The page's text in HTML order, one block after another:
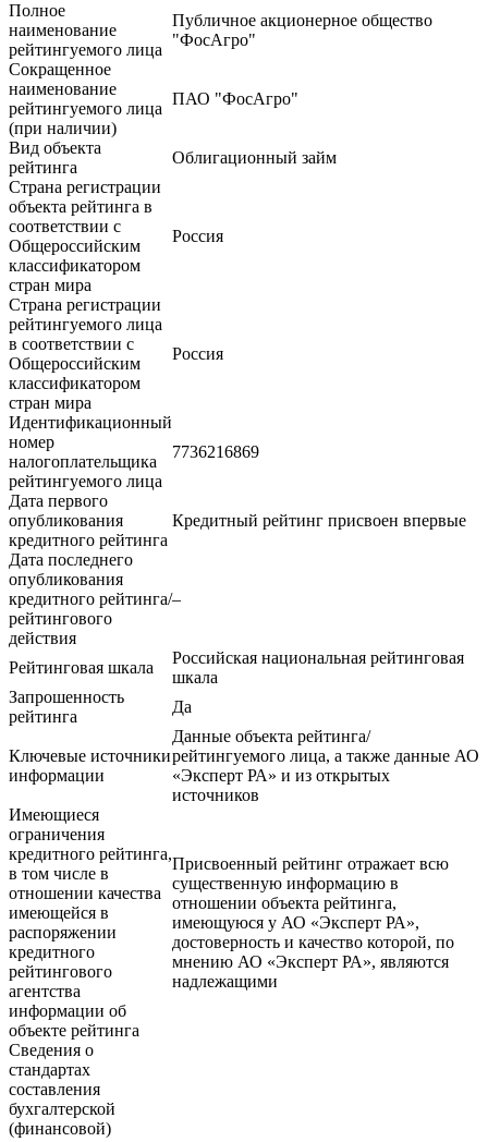
Полное
наименование
рейтингуемого лица
Публичное акционерное общество
"ФосАгро"
Сокращенное
наименование
рейтингуемого лица
(при наличии)
ПАО "ФосАгро"
Вид объекта
рейтинга
Облигационный займ
Страна регистрации
объекта рейтинга в
соответствии с
Общероссийским
классификатором
стран мира
Россия
Страна регистрации
рейтингуемого лица
в соответствии с
Общероссийским
классификатором
стран мира
Россия
Идентификационный
номер
налогоплательщика
рейтингуемого лица
7736216869
Дата первого
опубликования
кредитного рейтинга
Кредитный рейтинг присвоен впервые
Дата последнего
опубликования
кредитного рейтинга/
рейтингового
действия
–
Рейтинговая шкала
Российская национальная рейтинговая
шкала
Запрошенность
рейтинга
Да
Ключевые источники
информации
Данные объекта рейтинга/
рейтингуемого лица, а также данные АО
«Эксперт РА» и из открытых
источников
Имеющиеся
ограничения
кредитного рейтинга,
в том числе в
отношении качества
имеющейся в
распоряжении
кредитного
рейтингового
агентства
информации об
объекте рейтинга
Присвоенный рейтинг отражает всю
существенную информацию в
отношении объекта рейтинга,
имеющуюся у АО «Эксперт РА»,
достоверность и качество которой, по
мнению АО «Эксперт РА», являются
надлежащими
Сведения о
стандартах
составления
бухгалтерской
(финансовой)